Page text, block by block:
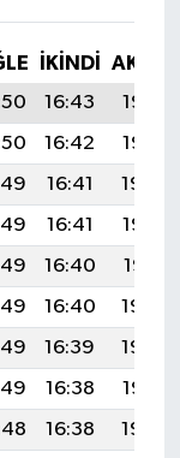
İKINDI
16:43
19:56
16:42
19:55
16:41
19:54
16:41
19:52
16:40
19:51
16:40
19:50
16:39
19:48
16:38
19:47
16:38
19:46